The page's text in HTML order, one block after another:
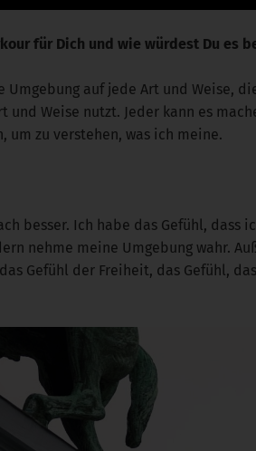
für Dich und wie würdest Du es
auf jede Art und Weise,
Weise nutzt. Jeder kann es
um zu verstehen, was ich meine.
besser. Ich habe das Gefühl, dass
nehme meine Umgebung wahr.
Gefühl der Freiheit, das Gefühl,